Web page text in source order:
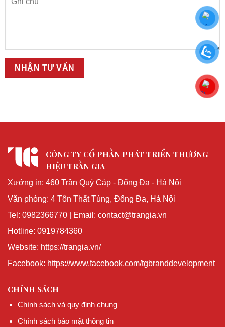
CÔNG TY CỔ PHẦN PHÁT TRIỂN THƯƠNG
HIỆU TRẦN GIA
Xưởng in: 460 Trần Quý Cáp - Đống Đa - Hà Nội
Văn phòng: 4 Tôn Thất Tùng, Đống Đa, Hà Nội
Tel: 0982366770 | Email: contact@trangia.vn
Hotline: 0919784360
Website: https://trangia.vn/
Facebook: https://www.facebook.com/tgbranddevelopment
CHÍNH SÁCH
Chính sách và quy định chung
Chính sách bảo mật thông tin